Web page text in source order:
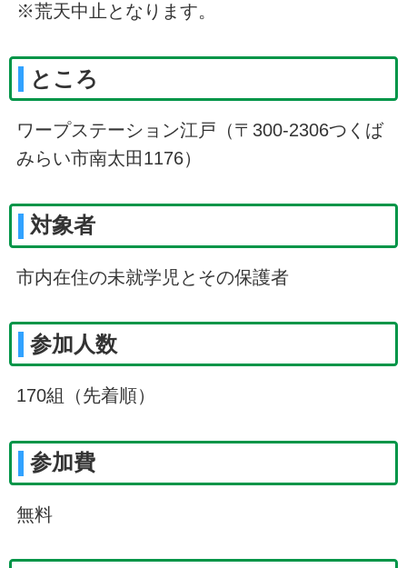
※荒天中止となります。
ところ
ワープステーション江戸（〒300-2306つくば
みらい市南太田1176）
対象者
市内在住の未就学児とその保護者
参加人数
170組（先着順）
参加費
無料